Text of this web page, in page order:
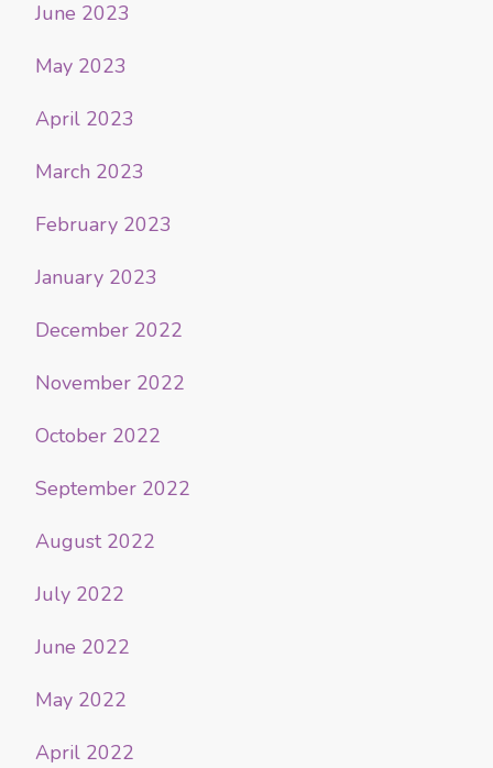
June 2023
May 2023
April 2023
March 2023
February 2023
January 2023
December 2022
November 2022
October 2022
September 2022
August 2022
July 2022
June 2022
May 2022
April 2022